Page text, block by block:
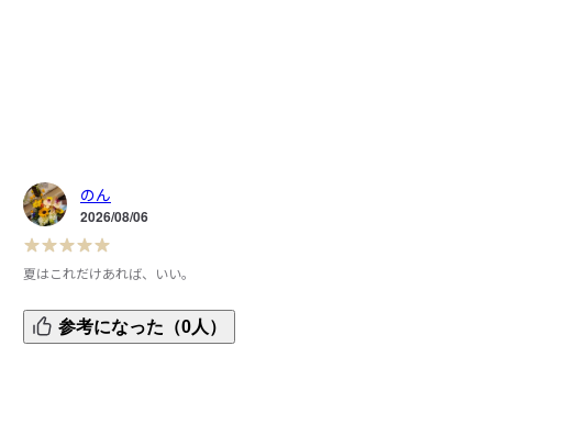
のん
2026/08/06
夏はこれだけあれば、いい。
2,3年前に同じものを購入し、春夏でヘビロテしてました。さ
すがに色落ちしてきて、今年購入することに。着てみると、
参考になった（0人）